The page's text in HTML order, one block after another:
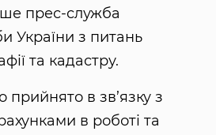
прес-служба
України з питань
та кадастру.
в зв’язку з
в роботі та